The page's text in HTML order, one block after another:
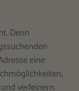
Denn
eine
verfeinern.